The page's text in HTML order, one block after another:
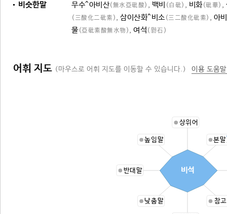
비슷한말 무수^아비산(無水亞砒酸) , 백비 (白砒) , 비화(砒華) ,
(三酸化二砒素) , 삼이산화^비소 (三二酸化砒素) , 아
물(亞砒素酸無水物) , 여석 (礜石)
어휘 지도 (마우스로 어휘 지도를 이동할 수 있습니다.) 이용 도움
상위어
본
참
낮춤말
반대말
높임말
비석